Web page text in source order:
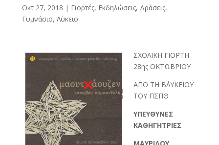
Οκτ 27, 2018 | Γιορτές, Εκδηλώσεις, Δράσεις,
Γυμνάσιο, Λύκειο
ΣΧΟΛΙΚΗ ΓΙΟΡΤΗ
28ης ΟΚΤΩΒΡΙΟΥ
ΑΠΟ ΤΗ Β΄ΛΥΚΕΙΟΥ
ΤΟΥ ΠΣΠΘ
ΥΠΕΥΘΥΝΕΣ
ΚΑΘΗΓΗΤΡΙΕΣ